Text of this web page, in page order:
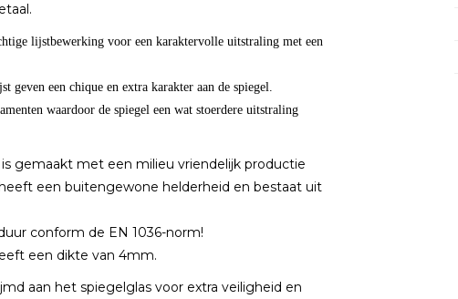
lijstbewerking voor een karaktervolle uitstraling met een
geven een chique en extra karakter aan de spiegel.
waardoor de spiegel een wat stoerdere uitstraling
gemaakt met een milieu vriendelijk productie
een buitengewone helderheid en bestaat uit
conform de EN 1036-norm!
een dikte van 4mm.
aan het spiegelglas voor extra veiligheid en